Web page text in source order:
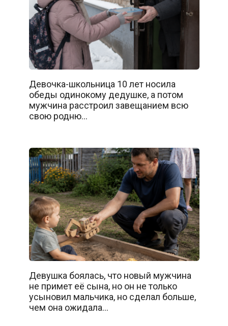
Девочка-школьница 10 лет носила
обеды одинокому дедушке, а потом
мужчина расстроил завещанием всю
свою родню…
Девушка боялась, что новый мужчина
не примет её сына, но он не только
усыновил мальчика, но сделал больше,
чем она ожидала…